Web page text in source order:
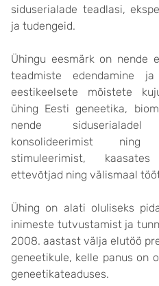
siduserialade teadlasi,
ja tudengeid.
Ühingu eesmärk on nende
teadmiste edendamine ja
eestikeelsete mõistete
ühing Eesti geneetika,
nende
konsolideerimist ning
stimuleerimist,
ettevõtjad ning välismaal
Ühing on alati oluliseks
inimeste tutvustamist ja
2008. aastast välja elutöö
geneetikule, kelle panus on
geneetikateaduses.